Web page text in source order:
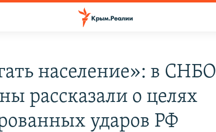
население»: в СНБО
рассказали о целях
ударов РФ